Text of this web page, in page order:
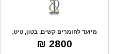
מיועד לחומרים קשים, בטון, טיט,
שפכטל,אלק
2800 ₪